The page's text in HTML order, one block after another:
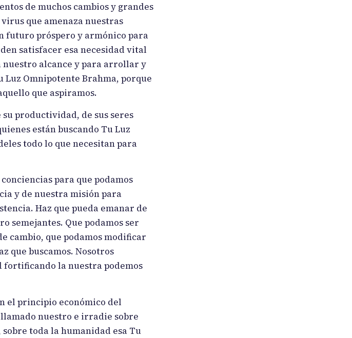
de muchos cambios y grandes
que amenaza nuestras
futuro próspero y armónico para
satisfacer esa necesidad vital
nuestro alcance y para arrollar y
Omnipotente Brahma, porque
que aspiramos.
productividad, de sus seres
están buscando Tu Luz
todo lo que necesitan para
para que podamos
y de nuestra misión para
Haz que pueda emanar de
semejantes. Que podamos ser
cambio, que podamos modificar
que buscamos. Nosotros
fortificando la nuestra podemos
el principio económico del
nuestro e irradie sobre
toda la humanidad esa Tu